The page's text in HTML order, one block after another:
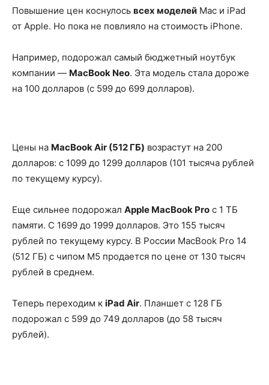
Повышение цен коснулось всех моделей Mac и iPad
от Apple. Но пока не повлияло на стоимость iPhone.
Например, подорожал самый бюджетный ноутбук
компании — MacBook Neo. Эта модель стала дороже
на 100 долларов (с 599 до 699 долларов).
Цены на MacBook Air (512 ГБ) возрастут на 200
долларов: с 1099 до 1299 долларов (101 тысяча рублей
по текущему курсу).
Еще сильнее подорожал Apple MacBook Pro с 1 ТБ
памяти. С 1699 до 1999 долларов. Это 155 тысяч
рублей по текущему курсу. В России MacBook Pro 14
(512 ГБ) с чипом M5 продается по цене от 130 тысяч
рублей в среднем.
Теперь переходим к iPad Air. Планшет с 128 ГБ
подорожал с 599 до 749 долларов (до 58 тысяч
рублей).